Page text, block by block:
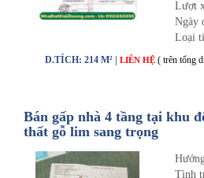
Lượt
Ngày
Loại
D.TÍCH: 214 M² | LIÊN HỆ ( trên tổng
Bán gấp nhà 4 tầng tại khu
thất gỗ lim sang trọng
Tình